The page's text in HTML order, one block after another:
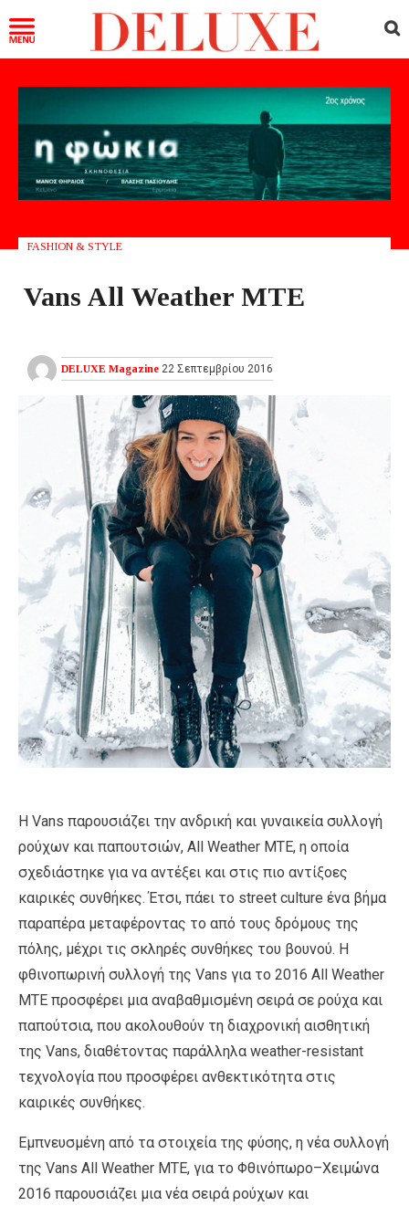
FASHION & STYLE
Vans All Weather MTE
DELUXE Magazine 22 Σεπτεμβρίου 2016
Η Vans παρουσιάζει την ανδρική και γυναικεία συλλογή
ρούχων και παπουτσιών, All Weather ΜΤΕ, η οποία
σχεδιάστηκε για να αντέξει και στις πιο αντίξοες
καιρικές συνθήκες. Έτσι, πάει το street culture ένα βήμα
παραπέρα μεταφέροντας το από τους δρόμους της
πόλης, μέχρι τις σκληρές συνθήκες του βουνού. Η
φθινοπωρινή συλλογή της Vans για το 2016 All Weather
ΜΤΕ προσφέρει μια αναβαθμισμένη σειρά σε ρούχα και
παπούτσια, που ακολουθούν τη διαχρονική αισθητική
της Vans, διαθέτοντας παράλληλα weather-resistant
τεχνολογία που προσφέρει ανθεκτικότητα στις
καιρικές συνθήκες.
Εμπνευσμένη από τα στοιχεία της φύσης, η νέα συλλογή
της Vans All Weather MTE, για το Φθινόπωρο–Χειμώνα
2016 παρουσιάζει μια νέα σειρά ρούχων και